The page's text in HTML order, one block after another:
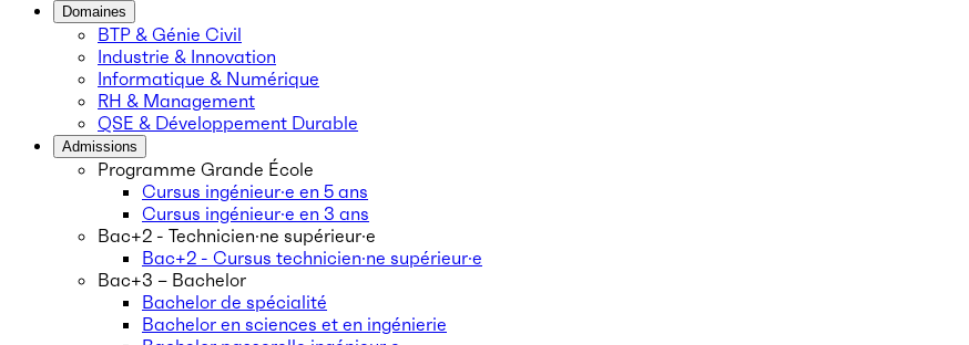
Domaines
BTP & Génie Civil
Industrie & Innovation
Informatique & Numérique
RH & Management
QSE & Développement Durable
Admissions
Programme Grande École
Cursus ingénieur·e en 5 ans
Cursus ingénieur·e en 3 ans
Bac+2 - Technicien·ne supérieur·e
Bac+2 - Cursus technicien·ne supérieur·e
Bac+3 – Bachelor
Bachelor de spécialité
Bachelor en sciences et en ingénierie